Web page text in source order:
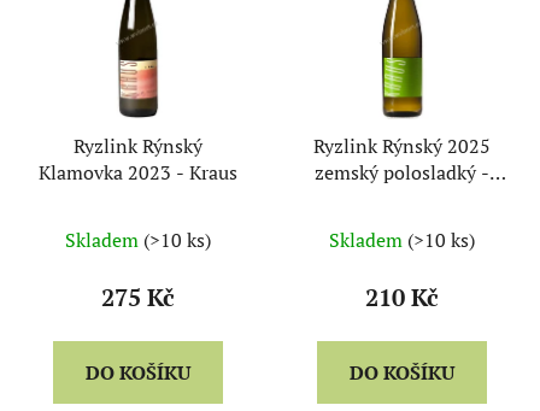
Ryzlink Rýnský
Klamovka 2023 - Kraus
Skladem (>10 ks)
275 Kč
DO KOŠÍKU
Ryzlink Rýnský 2025
zemský polosladký -
Skladem (>10 ks)
210 Kč
DO KOŠÍKU